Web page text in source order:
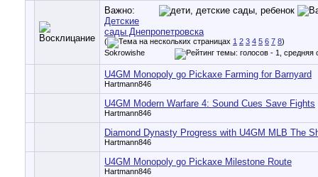
Важно:
Детские
сады Днепропетровска
( 1 2 3 4 5 6 7 8)
Sokrowishe
U4GM Monopoly go Pickaxe Farming for Barnyard
Hartmann846
U4GM Modern Warfare 4: Sound Cues Save Fights
Hartmann846
Diamond Dynasty Progress with U4GM MLB The
Hartmann846
U4GM Monopoly go Pickaxe Milestone Route
Hartmann846